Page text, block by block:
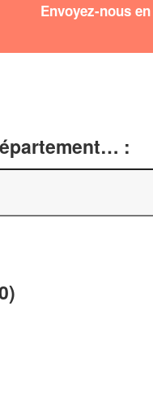
Envoyez-nous
: